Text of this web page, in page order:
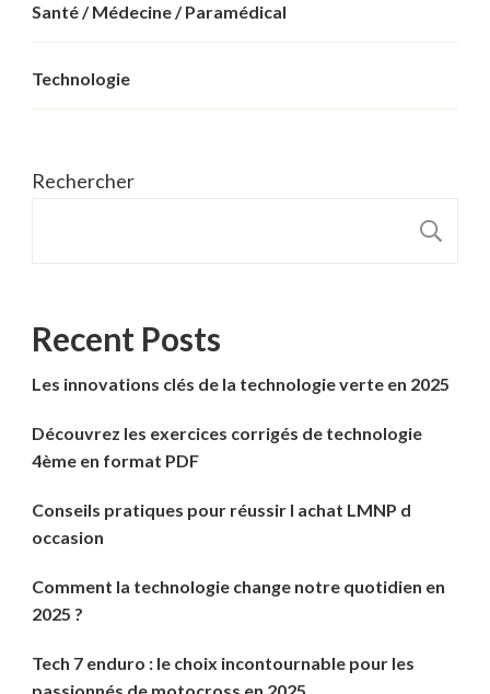
Santé / Médecine / Paramédical
Technologie
Rechercher
Recent Posts
Les innovations clés de la technologie verte en 2025
Découvrez les exercices corrigés de technologie
4ème en format PDF
Conseils pratiques pour réussir l achat LMNP d
occasion
Comment la technologie change notre quotidien en
2025 ?
Tech 7 enduro : le choix incontournable pour les